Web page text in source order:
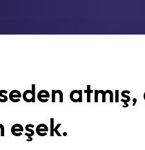
eşek.